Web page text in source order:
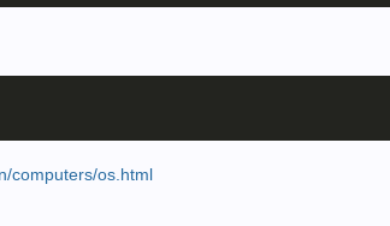
computers/os.html